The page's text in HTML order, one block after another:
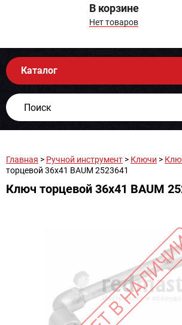
В корзине
Нет товаров
Каталог
Главная > Ручной инструмент > Ключи >
торцевой 36х41 BAUM 2523641
Ключ торцевой 36х41 BAUM